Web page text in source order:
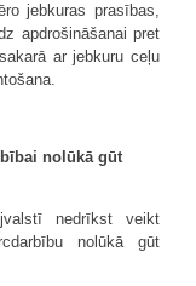
jebkuras prasības,
apdrošināšanai pret
ar jebkuru ceļu
nolūkā gūt
nedrīkst veikt
nolūkā gūt